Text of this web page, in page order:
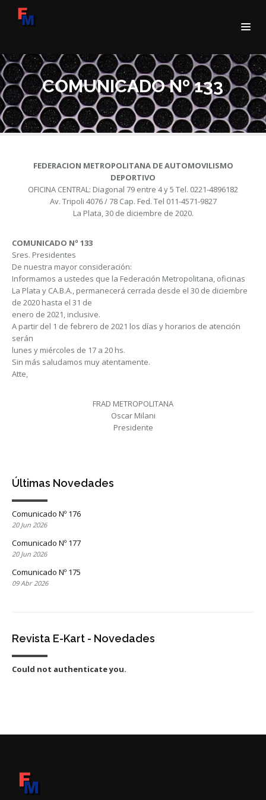
COMUNICADO Nº 133
FEDERACION METROPOLITANA DE AUTOMOVILISMO
DEPORTIVO
OFICINA CENTRAL: Diagonal 79 entre 4 y 5 Tel. 0221-4896182
Av. Tripoli 4076 / 78 Cap. Fed. Tel 011-4571-9827
La Plata, 30 de diciembre de 2020.
COMUNICADO Nº 133
Sres. Presidentes
De nuestra mayor consideración:
Informamos a ustedes que la Federación Metropolitana, oficinas
La Plata y CA.B.A., permanecerá cerrada desde el 30 de diciembre
de 2020 hasta el 31 de
enero de 2021, inclusive.
A partir del 1 de febrero de 2021 los días y horarios de atención
serán
lunes y miércoles de 17 a 20 hs.
Sin más saludamos muy atentamente.
Atte,
FRAD METROPOLITANA
Oscar Milani
Presidente
Últimas Novedades
Comunicado Nº 176
20 Jun 2026
Comunicado Nº 177
20 Jun 2026
Comunicado Nº 175
09 Abr 2026
Revista E-Kart - Novedades
Could not authenticate you.